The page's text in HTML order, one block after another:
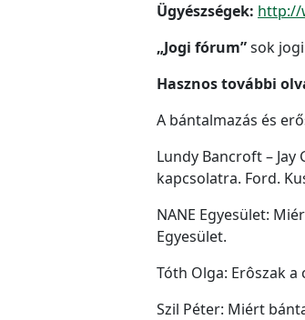
Ügyészségek: http://
„Jogi fórum”sok
Hasznos további
A bántalmazás és
Lundy Bancroft –
kapcsolatra. Ford.
NANE Egyesület:
Egyesület.
Tóth Olga: Erôszak a
Szil Péter: Miért